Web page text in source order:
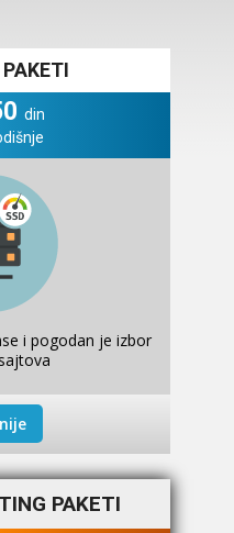
din
i pogodan je izbor
PAKETI